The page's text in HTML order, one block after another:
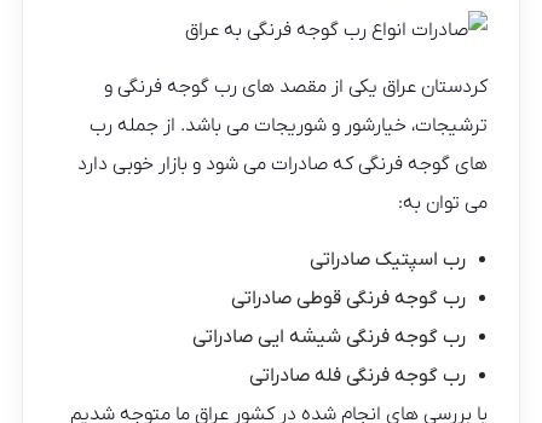
کردستان عراق یکی از مقصد های رب گوجه فرنگی و
ترشیجات، خیارشور و شوریجات می باشد. از جمله رب
های گوجه فرنگی که صادرات می شود و بازار خوبی دارد
می توان به:
رب اسپتیک صادراتی
رب گوجه فرنگی قوطی صادراتی
رب گوجه فرنگی شیشه ایی صادراتی
رب گوجه فرنگی فله صادراتی
با بررسی های انجام شده در کشور عراق ما متوجه شدیم